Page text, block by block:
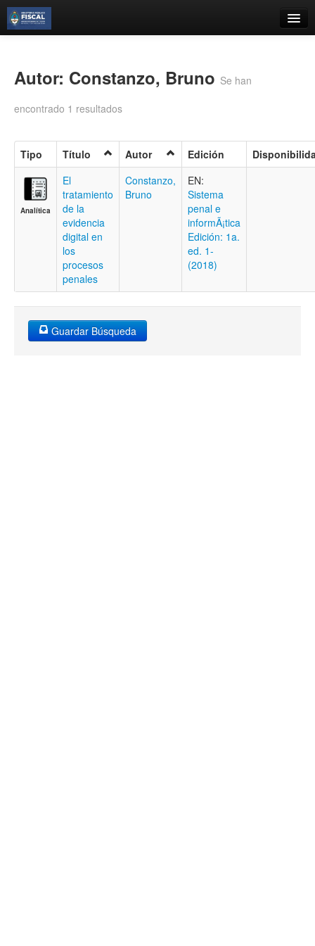
Búsqueda Avanzada
Contacto
Iniciar sesión
Autor: Constanzo, Bruno Se han
encontrado 1 resultados
Tipo Título Autor Edición
Analítica
El
tratamiento
de la
evidencia
digital en
los
procesos
penales
Constanzo,
Bruno
EN:
Sistema
penal e
informÃ¡tica
Edición: 1a.
ed. 1-
(2018)
Guardar Búsqueda